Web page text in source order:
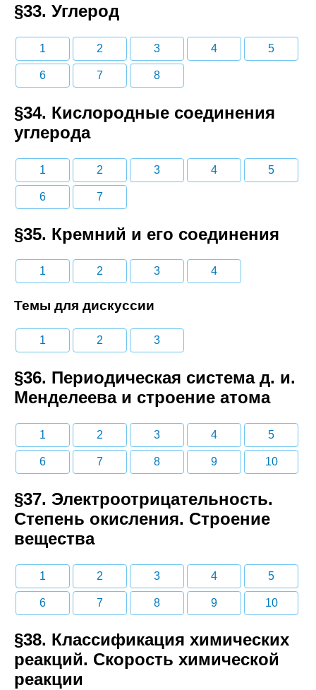
§33. Углерод
1 2 3 4 5
6 7 8
§34. Кислородные соединения
углерода
1 2 3 4 5
6 7
§35. Кремний и его соединения
1 2 3 4
Темы для дискуссии
1 2 3
§36. Периодическая система д. и.
Менделеева и строение атома
1 2 3 4 5
6 7 8 9 10
§37. Электроотрицательность.
Степень окисления. Строение
вещества
1 2 3 4 5
6 7 8 9 10
§38. Классификация химических
реакций. Скорость химической
реакции